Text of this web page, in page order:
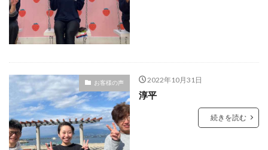
お客様の声 2022年10月31日
淳平
続きを読む